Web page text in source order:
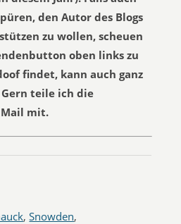
den Autor des Blogs
zu wollen, scheuen
oben links zu
findet, kann auch ganz
teile ich die
mit.
,Snowden,